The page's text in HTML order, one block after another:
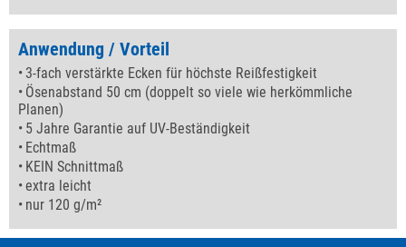
Anwendung / Vorteil
3-fach verstärkte Ecken für höchste Reißfestigkeit
Ösenabstand 50 cm (doppelt so viele wie herkömmliche
Planen)
5 Jahre Garantie auf UV-Beständigkeit
Echtmaß
KEIN Schnittmaß
extra leicht
nur 120 g/m²